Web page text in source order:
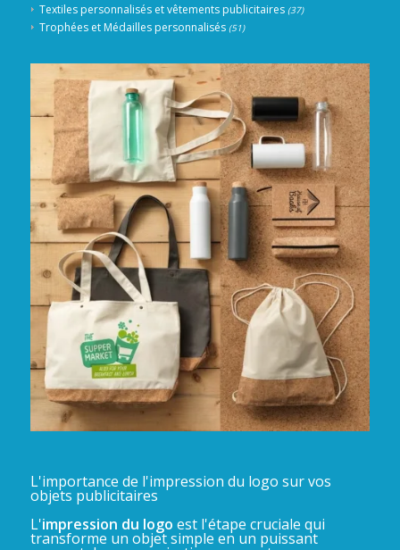
Textiles personnalisés et vêtements publicitaires (37)
Trophées et Médailles personnalisés (51)
L'importance de l'impression du logo sur vos
objets publicitaires
L'impression du logo est l'étape cruciale qui
transforme un objet simple en un puissant